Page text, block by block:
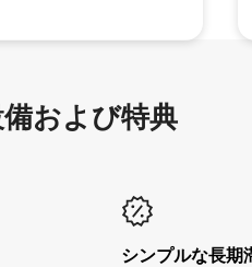
および特⁠典
シンプルな長期